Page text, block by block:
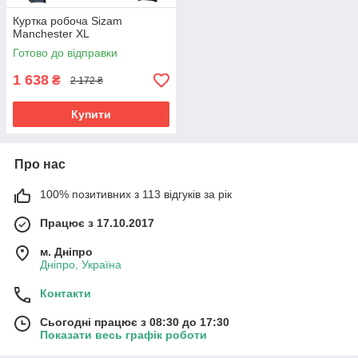
Куртка робоча Sizam
Manchester XL
Готово до відправки
1 638 ₴ 2 172 ₴
Купити
Про нас
100% позитивних з 113 відгуків за рік
Працює з 17.10.2017
м. Дніпро
Дніпро, Україна
Контакти
Сьогодні працює з 08:30 до 17:30
Показати весь графік роботи